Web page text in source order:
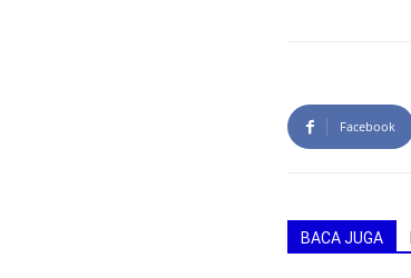
Facebook
BACA JUGA